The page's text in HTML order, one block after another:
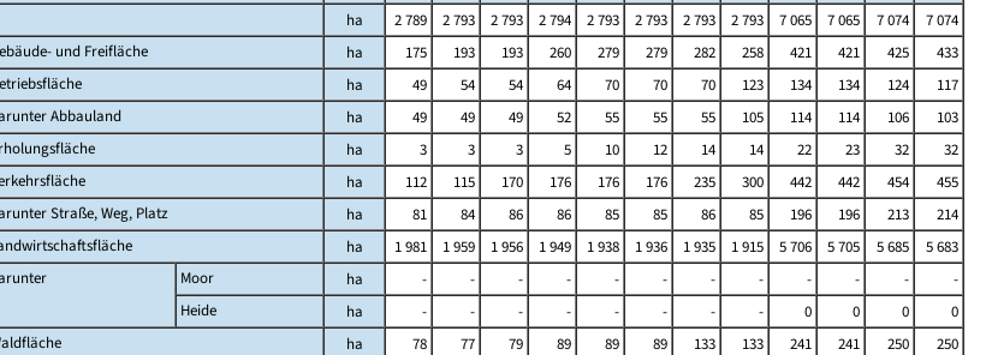
ha 2 789 2 793 2 793 2 794 2 793 2 793 2 793 2 793 7 065 7 065 7 074
7 074
und Freifläche ha 175 193 193 260 279 279 282 258 421 421 425
433
ha 49 54 54 64 70 70 70 123 134 134 124
117
Abbauland
ha 49 49 49 52 55 55 55 105 114 114 106
103
ha 3 3 3 5 10 12 14 14 22 23 32
32
ha 112 115 170 176 176 176 235 300 442 442 454
455
Straße, Weg, Platz
ha 81 84 86 86 85 85 86 85 196 196 213
214
ha 1 981 1 959 1 956 1 949 1 938 1 936 1 935 1 915 5 706 5 705 5 685
5 683
Moor ha - - - - - - - - - - -
-
Heide
ha - - - - - - - - 0 0 0
0
ha 78 77 79 89 89 89 133 133 241 241 250
250